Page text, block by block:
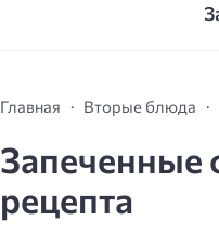
Главная Вторые блюда
Запеченные
рецепта